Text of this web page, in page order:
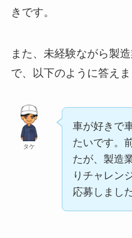
きです。
また、未経験ながら製
で、以下のように答えま
タケ
車が好きで
たいです。
たが、製造
りチャレン
応募しました